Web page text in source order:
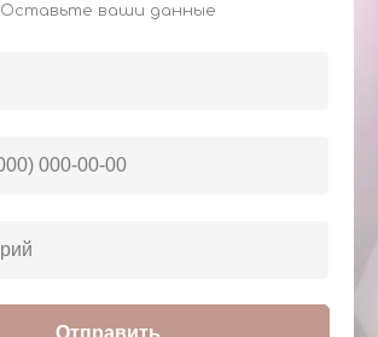
Оставьте ваши данные